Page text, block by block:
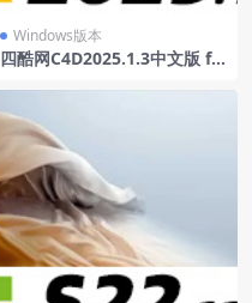
Windows版本
四酷网C4D2025.1.3中文版 fo